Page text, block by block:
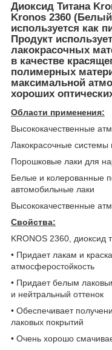
Диоксид Титана
Kronos 2360
используется как
Продукт
лакокрасочных
в качестве
полимерных
максимальной
хороших
Области применения:
Высококачественные
Лакокрасочные системы
Порошковые лаки для
Белые и колерованные
автомобильные лаки
Высококачественные
Свойства:
KRONOS 2360, диоксид
• Придает лакам и
атмосферостойкость
• Придает белым
и нейтральный оттенок
• Обеспечивает
лаковых покрытий
• Очень хорошо